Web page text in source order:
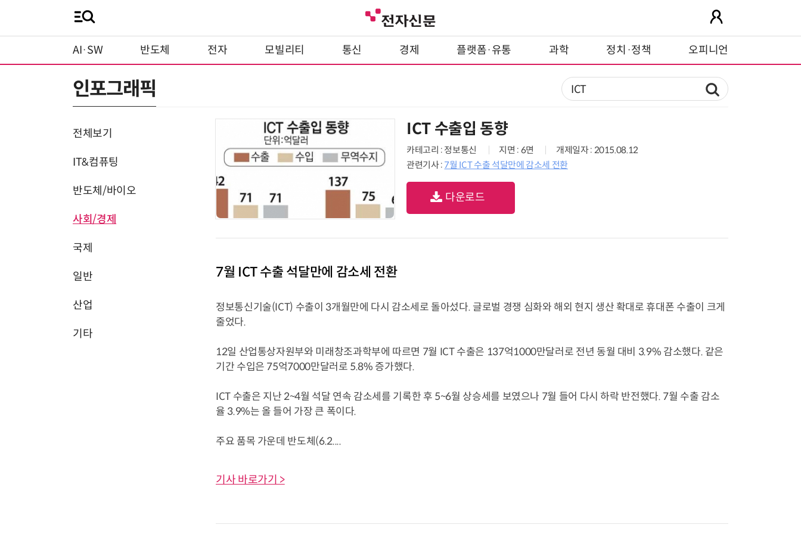
AI·SW 반도체 전자 모빌리티 통신 경제 플랫폼·유통 과학 정치·정책 오피니언
인포그래픽
전체보기
IT&컴퓨팅
반도체/바이오
사회/경제
국제
일반
산업
기타
ICT 수출입 동향
카테고리 : 정보통신 지면 : 6면
개제일자 : 2015.08.12
관련기사 : 7월 ICT 수출 석달만에 감소세 전환
다운로드
7월 ICT 수출 석달만에 감소세 전환
정보통신기술(ICT) 수출이 3개월만에 다시 감소세로 돌아섰다. 글로벌 경쟁 심화와 해외 현지 생산 확대로 휴대폰 수출이 크게
줄었다.
12일 산업통상자원부와 미래창조과학부에 따르면 7월 ICT 수출은 137억1000만달러로 전년 동월 대비 3.9% 감소했다. 같은
기간 수입은 75억7000만달러로 5.8% 증가했다.
ICT 수출은 지난 2~4월 석달 연속 감소세를 기록한 후 5~6월 상승세를 보였으나 7월 들어 다시 하락 반전했다. 7월 수출 감소
율 3.9%는 올 들어 가장 큰 폭이다.
주요 품목 가운데 반도체(6.2....
기사 바로가기 >